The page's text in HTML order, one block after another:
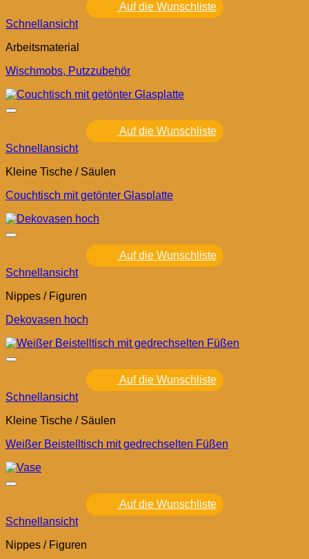
Auf die Wunschliste
Schnellansicht
Arbeitsmaterial
Wischmobs, Putzzubehör
Auf die Wunschliste
Schnellansicht
Kleine Tische / Säulen
Couchtisch mit getönter Glasplatte
Auf die Wunschliste
Schnellansicht
Nippes / Figuren
Dekovasen hoch
Auf die Wunschliste
Schnellansicht
Kleine Tische / Säulen
Weißer Beistelltisch mit gedrechselten Füßen
Auf die Wunschliste
Schnellansicht
Nippes / Figuren